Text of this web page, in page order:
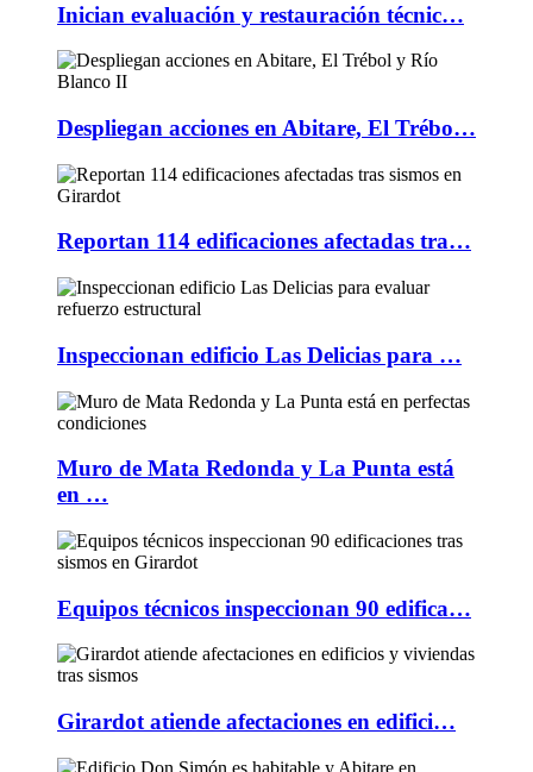
Inician evaluación y restauración técnic…
Despliegan acciones en Abitare, El Trébo…
Reportan 114 edificaciones afectadas tra…
Inspeccionan edificio Las Delicias para …
Muro de Mata Redonda y La Punta está
en …
Equipos técnicos inspeccionan 90 edifica…
Girardot atiende afectaciones en edifici…